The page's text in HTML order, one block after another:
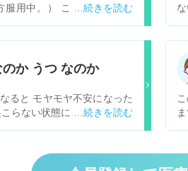
服用中。） ここ２～３か月
調のよいときだったのです
るような気がします。（血
はない） これも更年期障害
か？
か うつ なのか
ると モヤモヤ不安になった
らない状態になります。 去
が 一番で 寝つきはいいので
たり 途中何度も起きる状態